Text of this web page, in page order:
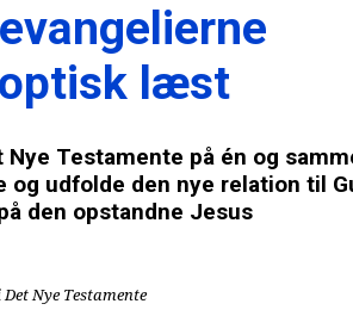
læst
Nye Testamente på én og
og udfolde den nye relation til
den opstandne Jesus
Nye Testamente